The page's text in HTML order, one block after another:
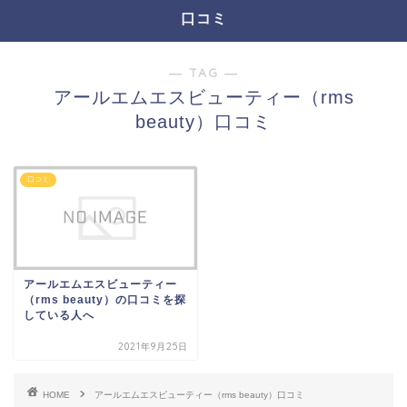
口コミ
― TAG ―
アールエムエスビューティー（rms
beauty）口コミ
口コミ
アールエムエスビューティー
（rms beauty）の口コミを探
している人へ
2021年9月25日
HOME アールエムエスビューティー（rms beauty）口コミ